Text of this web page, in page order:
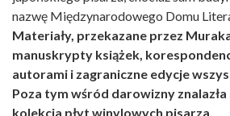
nazwę Międzynarodowego Domu
Materiały, przekazane przez
manuskrypty książek,
autorami i zagraniczne edycje
Poza tym wśród darowizny
kolekcja płyt winylowych pisarza.